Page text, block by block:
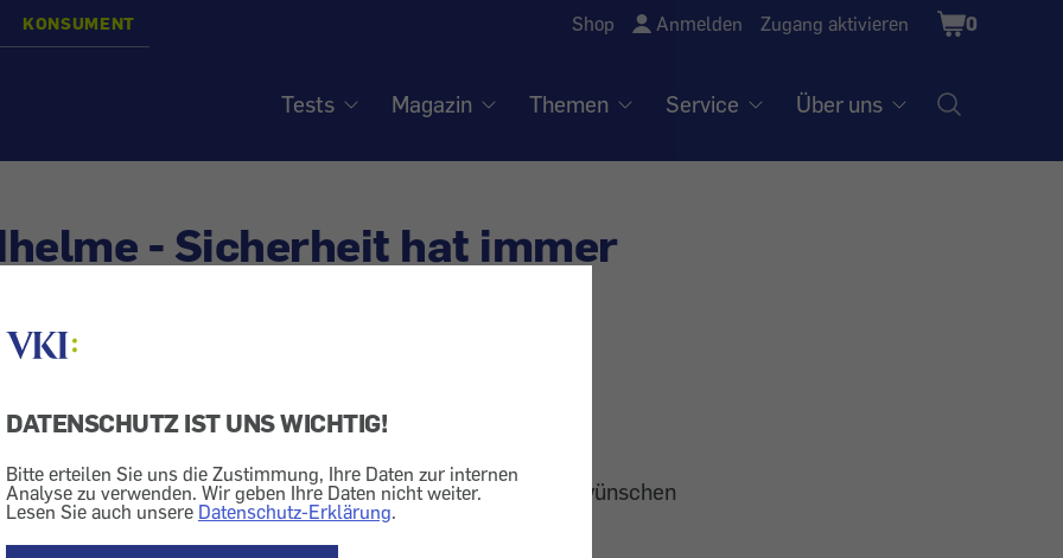
DATENSCHUTZ IST UNS WICHTIG!
Bitte erteilen Sie uns die Zustimmung, Ihre Daten zur internen
Analyse zu verwenden. Wir geben Ihre Daten nicht weiter.
Lesen Sie auch unsere Datenschutz-Erklärung.
KONSUMENT Shop Anmelden Zugang aktivieren
Shopping
Cart
0
Tests Magazin Themen Service Über uns
- Sicherheit hat immer
Fahrradhelm
Klein im Vergleich. Sicherheit und Komfort lassen oft zu wünschen